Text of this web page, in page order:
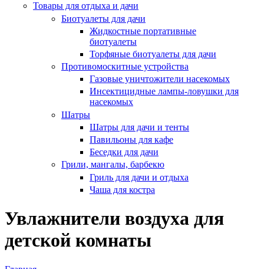
Товары для отдыха и дачи
Биотуалеты для дачи
Жидкостные портативные
биотуалеты
Торфяные биотуалеты для дачи
Противомоскитные устройства
Газовые уничтожители насекомых
Инсектицидные лампы-ловушки для
насекомых
Шатры
Шатры для дачи и тенты
Павильоны для кафе
Беседки для дачи
Грили, мангалы, барбекю
Гриль для дачи и отдыха
Чаша для костра
Увлажнители воздуха для
детской комнаты